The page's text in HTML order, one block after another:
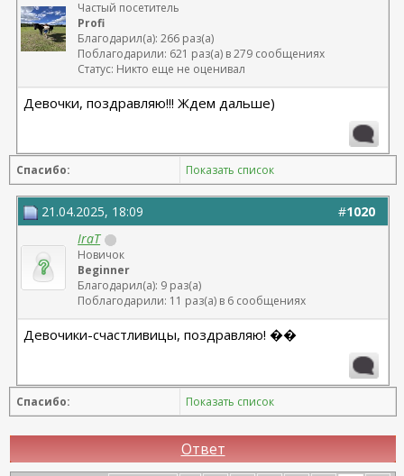
Частый посетитель
Profi
Благодарил(а): 266 раз(а)
Поблагодарили: 621 раз(а) в 279 сообщениях
Статус: Никто еще не оценивал
Девочки, поздравляю!!! Ждем дальше)
Спасибо: Показать список
#1020
21.04.2025, 18:09
IraT
Новичок
Beginner
Благодарил(а): 9 раз(а)
Поблагодарили: 11 раз(а) в 6 сообщениях
Девочики-счастливицы, поздравляю! ��
Спасибо: Показать список
Ответ